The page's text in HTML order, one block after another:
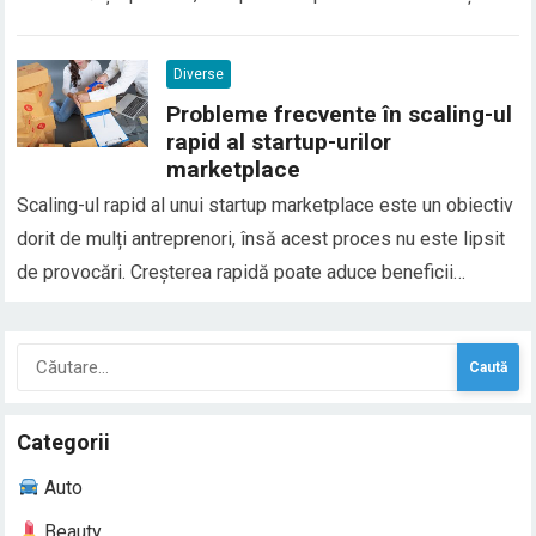
șerpii în vis sunt asociați cu transformarea, frica, trădarea
sau conflictele interioare, dar…
Diverse
Probleme frecvente în scaling-ul
rapid al startup-urilor
marketplace
Scaling-ul rapid al unui startup marketplace este un obiectiv
dorit de mulți antreprenori, însă acest proces nu este lipsit
de provocări. Creșterea rapidă poate aduce beneficii
venituri mai mari, dar și riscuri asociate cu complexitatea
gestionării unei afaceri care…
după:
Categorii
Auto